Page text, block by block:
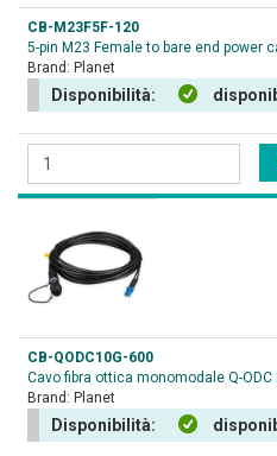
CB-M23F5F-120
5-pin M23 Female to bare end power
Brand: Planet
Disponibilità:
CB-QODC10G-600
Cavo fibra ottica monomodale Q-ODC
Brand: Planet
Disponibilità: